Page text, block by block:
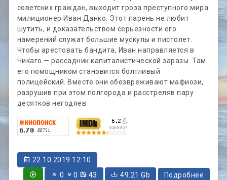
советских граждан, выходит гроза преступного мира
милиционер Иван Данко. Этот парень не любит
шутить, и доказательством серьезности его
намерений служат большие мускулы и пистолет.
Чтобы арестовать бандита, Иван направляется в
Чикаго — рассадник капиталистической заразы. Там
его помощником становится болтливый
полицейский. Вместе они обезвреживают мафиози,
разрушив при этом полгорода и расстреляв пару
десятков негодяев.
22.10.2019 12:10
0
0 43 49.21 Gb Подробнее